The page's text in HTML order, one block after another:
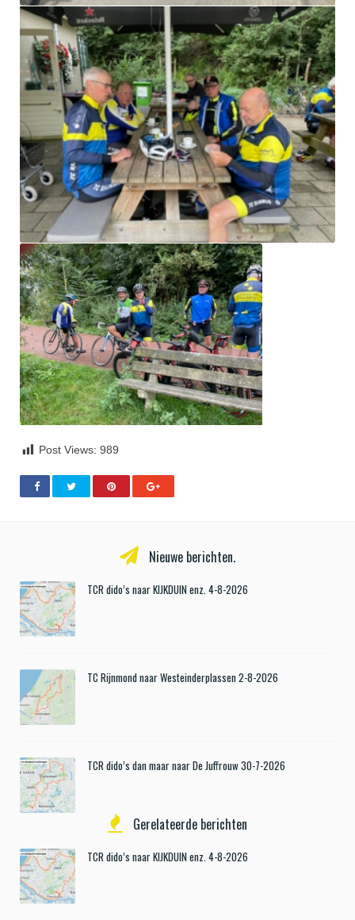
Post Views: 989
Nieuwe berichten.
TCR dido’s naar KIJKDUIN enz. 4-8-2026
TC Rijnmond naar Westeinderplassen 2-8-2026
TCR dido’s dan maar naar De Juffrouw 30-7-2026
Gerelateerde berichten
TCR dido’s naar KIJKDUIN enz. 4-8-2026